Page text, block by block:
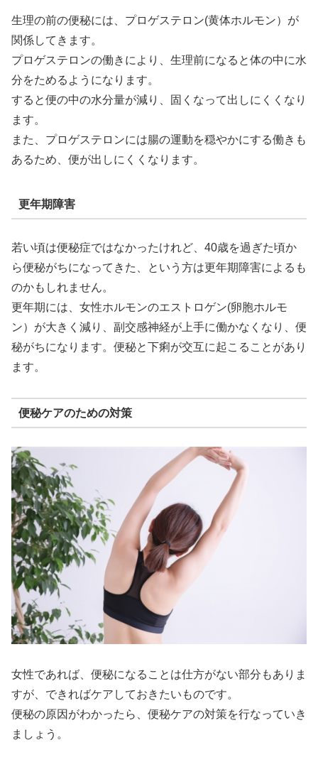
生理の前の便秘には、プロゲステロン(黄体ホルモン）が
関係してきます。
プロゲステロンの働きにより、生理前になると体の中に水
分をためるようになります。
すると便の中の水分量が減り、固くなって出しにくくなり
ます。
また、プロゲステロンには腸の運動を穏やかにする働きも
あるため、便が出しにくくなります。
更年期障害
若い頃は便秘症ではなかったけれど、40歳を過ぎた頃か
ら便秘がちになってきた、という方は更年期障害によるも
のかもしれません。
更年期には、女性ホルモンのエストロゲン(卵胞ホルモ
ン）が大きく減り、副交感神経が上手に働かなくなり、便
秘がちになります。便秘と下痢が交互に起こることがあり
ます。
便秘ケアのための対策
女性であれば、便秘になることは仕方がない部分もありま
すが、できればケアしておきたいものです。
便秘の原因がわかったら、便秘ケアの対策を行なっていき
ましょう。